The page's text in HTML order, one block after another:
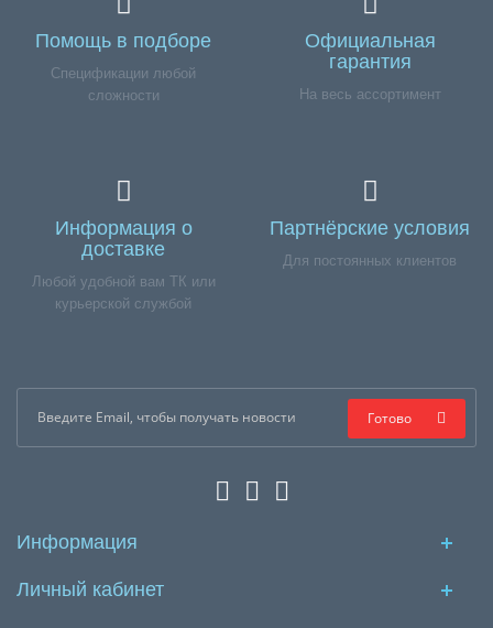
Помощь в подборе
Спецификации любой
сложности
Официальная
гарантия
На весь ассортимент
Информация о
доставке
Любой удобной вам ТК или
курьерской службой
Партнёрские условия
Для постоянных клиентов
Готово
Информация
Личный кабинет